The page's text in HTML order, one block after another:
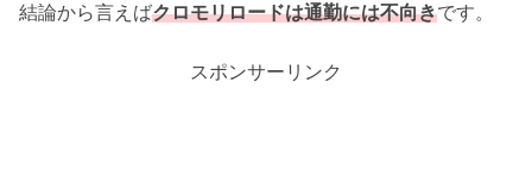
結論から言えばクロモリロードは通勤には不向きです。
スポンサーリンク